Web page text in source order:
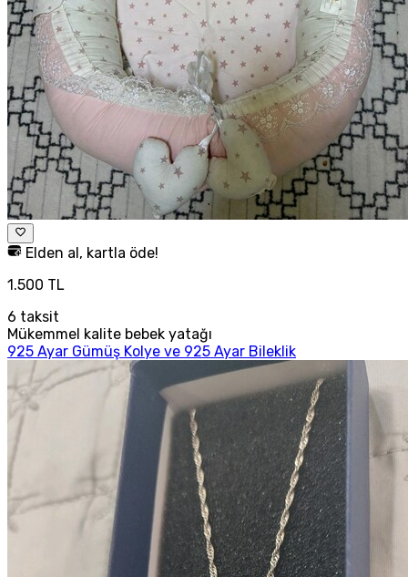
Elden al, kartla öde!
1.500 TL
6 taksit
Mükemmel kalite bebek yatağı
925 Ayar Gümüş Kolye ve 925 Ayar Bileklik